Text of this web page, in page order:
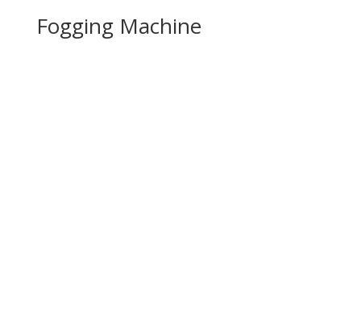
Fogging Machine